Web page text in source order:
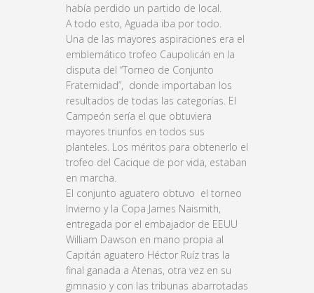
había perdido un partido de local.
A todo esto, Aguada iba por todo.
Una de las mayores aspiraciones era el
emblemático trofeo Caupolicán en la
disputa del “Torneo de Conjunto
Fraternidad”, donde importaban los
resultados de todas las categorías. El
Campeón sería el que obtuviera
mayores triunfos en todos sus
planteles. Los méritos para obtenerlo el
trofeo del Cacique de por vida, estaban
en marcha.
El conjunto aguatero obtuvo el torneo
Invierno y la Copa James Naismith,
entregada por el embajador de EEUU
William Dawson en mano propia al
Capitán aguatero Héctor Ruíz tras la
final ganada a Atenas, otra vez en su
gimnasio y con las tribunas abarrotadas